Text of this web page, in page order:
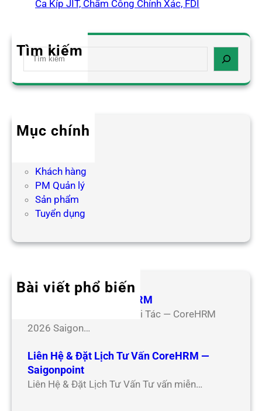
Ca Kíp JIT, Chấm Công Chính Xác, FDI
Tìm kiếm
S
a
h
Mục chính
Khách hàng
PM Quản lý
Sản phẩm
Tuyển dụng
Bài viết phổ biến
Hợp Tác Đối Tác CoreHRM
Chương Trình Hợp Tác Đối Tác — CoreHRM
2026 Saigon…
Liên Hệ & Đặt Lịch Tư Vấn CoreHRM —
Saigonpoint
Liên Hệ & Đặt Lịch Tư Vấn Tư vấn miễn…